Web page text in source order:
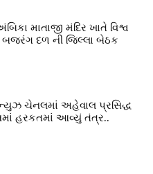
માતાજી મંદિર ખાતે વિશ્વ
બજરંગ દળ ની જિલ્લા બેઠક
ચેનલમાં અહેવાલ પ્રસિદ્ધ
હરકતમાં આવ્યું તંત્ર..